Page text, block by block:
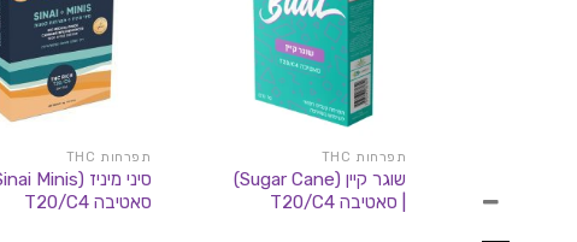
תפרחות THC
שוגר קיין (Sugar Cane)
| סאטיבה T20/C4
תפרחות THC
סאטיבה T20/C4